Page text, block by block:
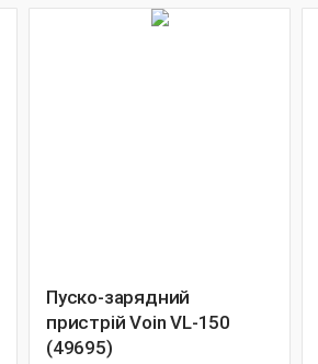
Пуско-зарядний
пристрій Voin VL-150
(49695)